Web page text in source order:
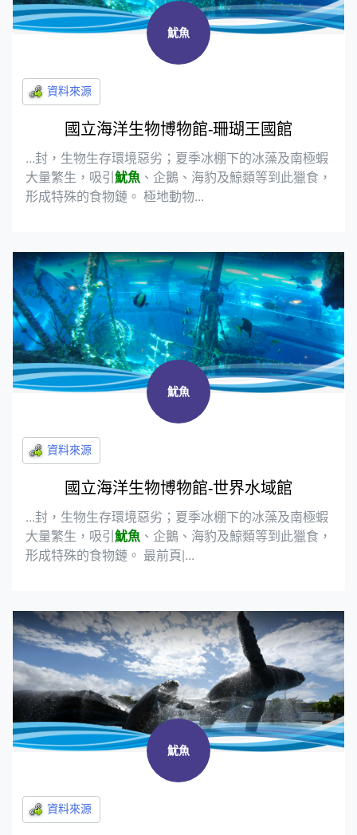
魷魚
國立海洋生物博物館-珊瑚王國館
...封，生物生存環境惡劣；夏季冰棚下的冰藻及南極蝦
大量繁生，吸引魷魚 、企鵝、海豹及鯨類等到此獵食，
形成特殊的食物鏈。 極地動物...
魷魚
國立海洋生物博物館-世界水域館
...封，生物生存環境惡劣；夏季冰棚下的冰藻及南極蝦
大量繁生，吸引魷魚 、企鵝、海豹及鯨類等到此獵食，
形成特殊的食物鏈。 最前頁|...
魷魚